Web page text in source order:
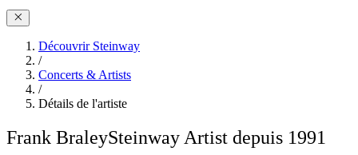
Découvrir Steinway
/
Concerts & Artists
/
Détails de l'artiste
Frank BraleySteinway Artist depuis 1991